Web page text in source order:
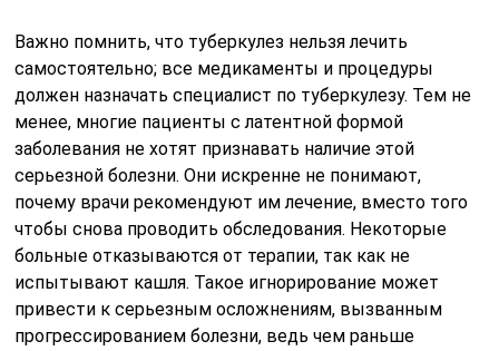
Важно помнить, что туберкулез нельзя лечить
самостоятельно; все медикаменты и процедуры
должен назначать специалист по туберкулезу. Тем не
менее, многие пациенты с латентной формой
заболевания не хотят признавать наличие этой
серьезной болезни. Они искренне не понимают,
почему врачи рекомендуют им лечение, вместо того
чтобы снова проводить обследования. Некоторые
больные отказываются от терапии, так как не
испытывают кашля. Такое игнорирование может
привести к серьезным осложнениям, вызванным
прогрессированием болезни, ведь чем раньше